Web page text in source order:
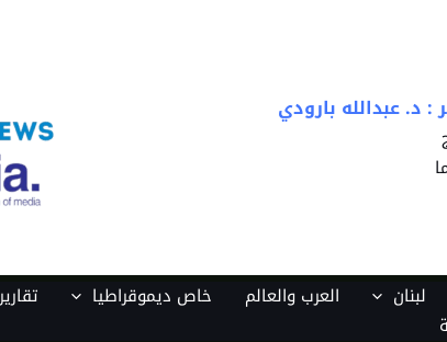
: د. عبدالله بارودي
لبنان العرب والعالم خاص ديموقراطيا تقارير